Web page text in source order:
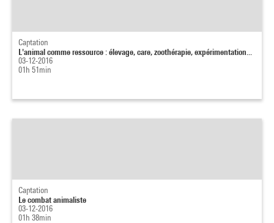
Captation
L'animal comme ressource : élevage, care, zoothérapie, expérimentation...
03-12-2016
01h 51min
Captation
Le combat animaliste
03-12-2016
01h 38min